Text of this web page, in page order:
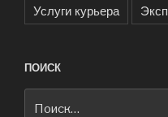
Услуги курьера
ПОИСК